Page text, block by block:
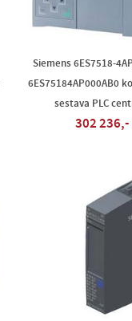
Siemens 6ES7518-
6ES75184AP000AB0
sestava PLC
302 236,-